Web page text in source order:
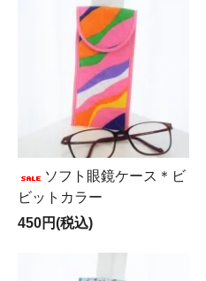
ソフト眼鏡ケース＊ビ
ビットカラー
450円(税込)